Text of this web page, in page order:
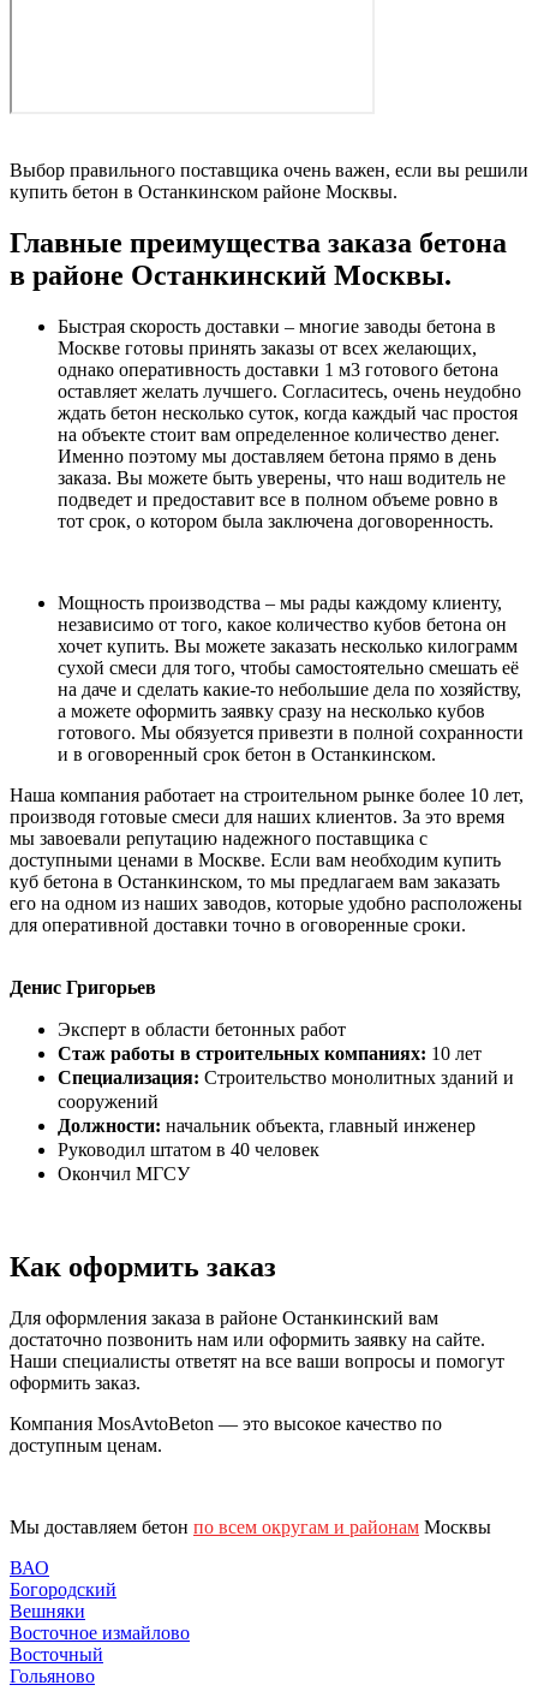
Выбор правильного поставщика очень важен, если вы решили
купить бетон в Останкинском районе Москвы.
Главные преимущества заказа бетона
в районе Останкинский Москвы.
Быстрая скорость доставки – многие заводы бетона в
Москве готовы принять заказы от всех желающих,
однако оперативность доставки 1 м3 готового бетона
оставляет желать лучшего. Согласитесь, очень неудобно
ждать бетон несколько суток, когда каждый час простоя
на объекте стоит вам определенное количество денег.
Именно поэтому мы доставляем бетона прямо в день
заказа. Вы можете быть уверены, что наш водитель не
подведет и предоставит все в полном объеме ровно в
тот срок, о котором была заключена договоренность.
Мощность производства – мы рады каждому клиенту,
независимо от того, какое количество кубов бетона он
хочет купить. Вы можете заказать несколько килограмм
сухой смеси для того, чтобы самостоятельно смешать её
на даче и сделать какие-то небольшие дела по хозяйству,
а можете оформить заявку сразу на несколько кубов
готового. Мы обязуется привезти в полной сохранности
и в оговоренный срок бетон в Останкинском.
Наша компания работает на строительном рынке более 10 лет,
производя готовые смеси для наших клиентов. За это время
мы завоевали репутацию надежного поставщика с
доступными ценами в Москве. Если вам необходим купить
куб бетона в Останкинском, то мы предлагаем вам заказать
его на одном из наших заводов, которые удобно расположены
для оперативной доставки точно в оговоренные сроки.
Денис Григорьев
Эксперт в области бетонных работ
Стаж работы в строительных компаниях: 10 лет
Специализация: Строительство монолитных зданий и
сооружений
Должности: начальник объекта, главный инженер
Руководил штатом в 40 человек
Окончил МГСУ
Как оформить заказ
Для оформления заказа в районе Останкинский вам
достаточно позвонить нам или оформить заявку на сайте.
Наши специалисты ответят на все ваши вопросы и помогут
оформить заказ.
Компания MosAvtoBeton — это высокое качество по
доступным ценам.
Мы доставляем бетон по всем округам и районам Москвы
ВАО
Богородский
Вешняки
Восточное измайлово
Восточный
Гольяново